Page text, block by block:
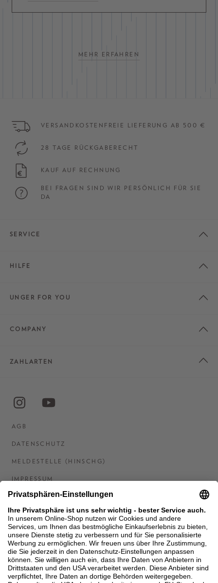
MEHR ERFAHREN
VERSANDKOSTENFREIE LIEFERUNG AB 500 €
28 TAGE RÜCKGABERECHT
KAUF AUF RECHNUNG
BEI FRAGEN SIND WIR PERSÖNLICH FÜR SIE
DA
SERVICE
HILFE
UNGER FOR YOU
COMPANY
ZAHLARTEN
AGB
DATENSCHUTZ
MELDESTELLE (HINSCHG)
IMPRESSUM
BARRIEREFREIHEITSERKLÄRUNG
KONTAKT
COOKIES
MEN'S WORLD: BRAUN HAMBURG
Ein Unternehmen der Unger GmbH & Co. KG